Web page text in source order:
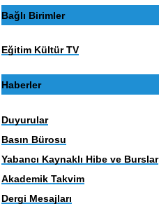
Bağlı Birimler
Eğitim Kültür TV
Haberler
Duyurular
Basın Bürosu
Yabancı Kaynaklı Hibe ve Burslar
Akademik Takvim
Dergi Mesajları